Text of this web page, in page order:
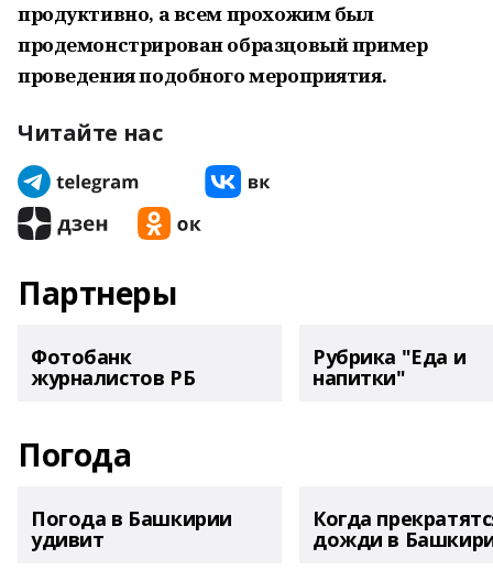
продуктивно, а всем прохожим был
продемонстрирован образцовый пример
проведения подобного мероприятия.
Читайте нас
Партнеры
Фотобанк
журналистов РБ
Рубрика "Еда и
напитки"
Погода
Погода в Башкирии
удивит
Когда
дожди в